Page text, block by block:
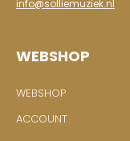
info@solliemuziek.nl
WEBSHOP
WEBSHOP
ACCOUNT